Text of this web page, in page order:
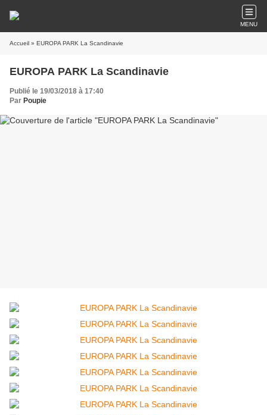
MENU
Accueil » EUROPA PARK La Scandinavie
EUROPA PARK La Scandinavie
Publié le 19/03/2018 à 17:40
Par Poupie